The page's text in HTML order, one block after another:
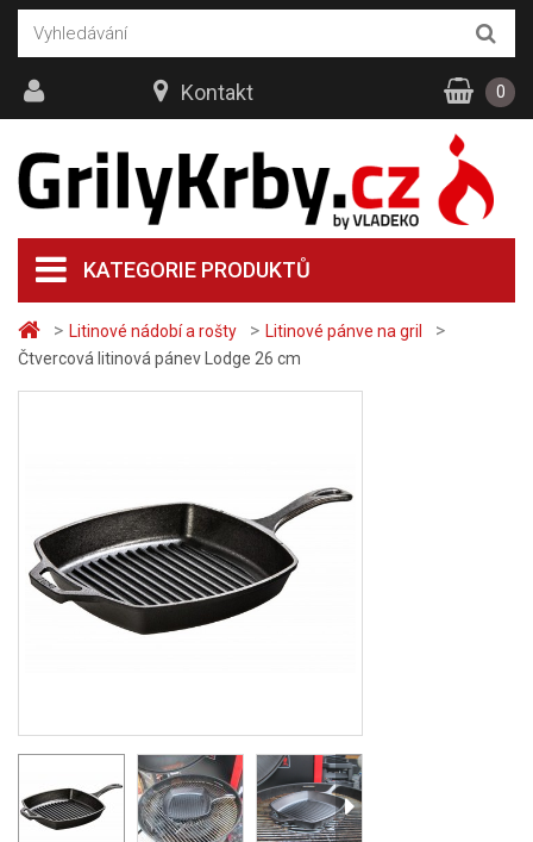
> Litinové nádobí a rošty > Litinové pánve na gril >
Čtvercová litinová pánev Lodge 26 cm
KATEGORIE PRODUKTŮ
Kontakt 0